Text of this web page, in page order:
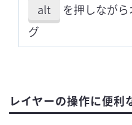
alt
を押しなが
グ
レイヤーの操作に便利